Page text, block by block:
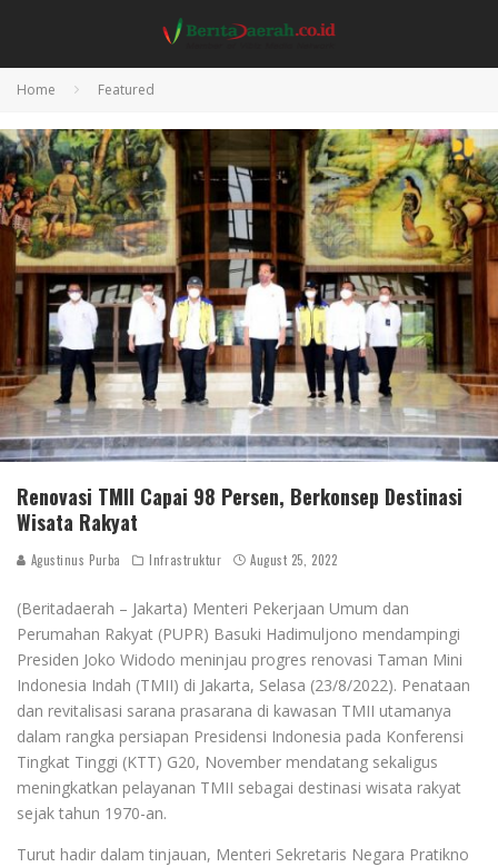
Home Featured
Renovasi TMII Capai 98 Persen, Berkonsep Destinasi
Wisata Rakyat
Agustinus Purba Infrastruktur August 25, 2022
(Beritadaerah – Jakarta) Menteri Pekerjaan Umum dan
Perumahan Rakyat (PUPR) Basuki Hadimuljono mendampingi
Presiden Joko Widodo meninjau progres renovasi Taman Mini
Indonesia Indah (TMII) di Jakarta, Selasa (23/8/2022). Penataan
dan revitalisasi sarana prasarana di kawasan TMII utamanya
dalam rangka persiapan Presidensi Indonesia pada Konferensi
Tingkat Tinggi (KTT) G20, November mendatang sekaligus
meningkatkan pelayanan TMII sebagai destinasi wisata rakyat
sejak tahun 1970-an.
Turut hadir dalam tinjauan, Menteri Sekretaris Negara Pratikno